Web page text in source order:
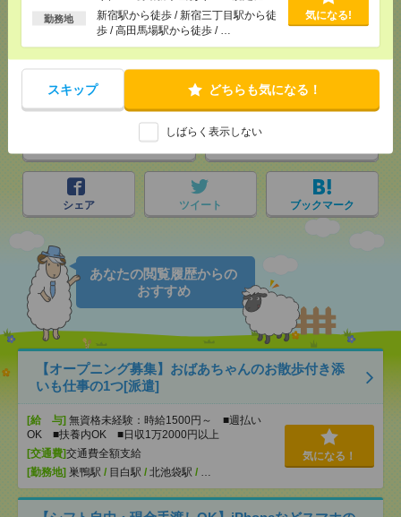
る
勤務地
新宿駅から徒歩 / 新宿三丁目駅から徒
歩 / 高田馬場駅から徒歩 / …
気になる!
スキップ どちらも気になる！
しばらく表示しない
応募ページへ
気になる！
で送る
シェア ツイート ブックマーク
あなたの閲覧履歴からの
おすすめ
【オープニング募集】おばあちゃんのお散歩付き添
いも仕事の1つ[派遣]
[給 与] 無資格未経験：時給1500円～ ■週払い
OK ■扶養内OK ■日収1万2000円以上
[交通費]交通費全額支給
[勤務地] 巣鴨駅 / 目白駅 / 北池袋駅 / …
気になる！